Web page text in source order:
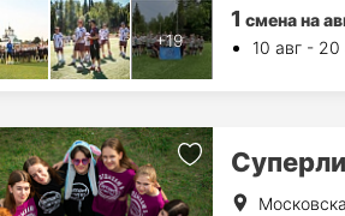
1 смена на
10 авг -